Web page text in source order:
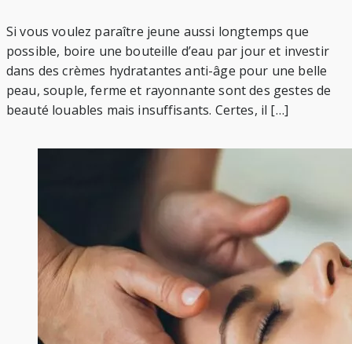
Si vous voulez paraître jeune aussi longtemps que
possible, boire une bouteille d’eau par jour et investir
dans des crèmes hydratantes anti-âge pour une belle
peau, souple, ferme et rayonnante sont des gestes de
beauté louables mais insuffisants. Certes, il […]